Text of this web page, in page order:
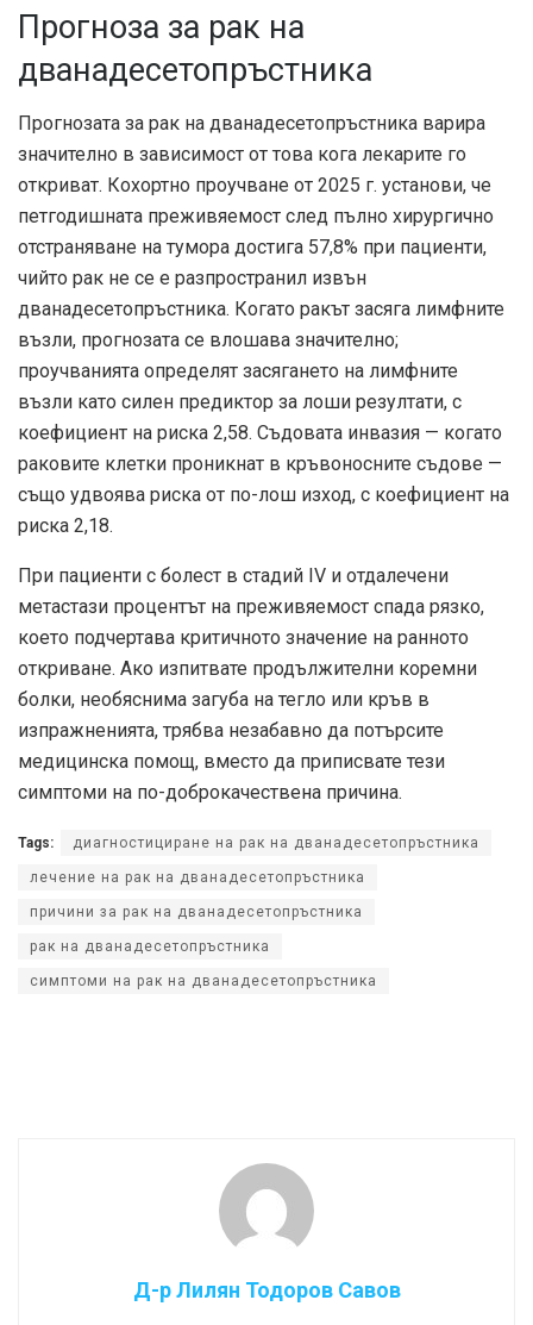
Прогноза за рак на
дванадесетопръстника
Прогнозата за рак на дванадесетопръстника варира
значително в зависимост от това кога лекарите го
откриват. Кохортно проучване от 2025 г. установи, че
петгодишната преживяемост след пълно хирургично
отстраняване на тумора достига 57,8% при пациенти,
чийто рак не се е разпространил извън
дванадесетопръстника. Когато ракът засяга лимфните
възли, прогнозата се влошава значително;
проучванията определят засягането на лимфните
възли като силен предиктор за лоши резултати, с
коефициент на риска 2,58. Съдовата инвазия — когато
раковите клетки проникнат в кръвоносните съдове —
също удвоява риска от по-лош изход, с коефициент на
риска 2,18.
При пациенти с болест в стадий IV и отдалечени
метастази процентът на преживяемост спада рязко,
което подчертава критичното значение на ранното
откриване. Ако изпитвате продължителни коремни
болки, необяснима загуба на тегло или кръв в
изпражненията, трябва незабавно да потърсите
медицинска помощ, вместо да приписвате тези
симптоми на по-доброкачествена причина.
Tags: диагностициране на рак на дванадесетопръстника
лечение на рак на дванадесетопръстника
причини за рак на дванадесетопръстника
рак на дванадесетопръстника
симптоми на рак на дванадесетопръстника
Д-р Лилян Тодоров Савов